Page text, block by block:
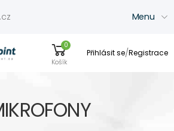
Menu
menu
0
Košík
Přihlásit se/Registrace